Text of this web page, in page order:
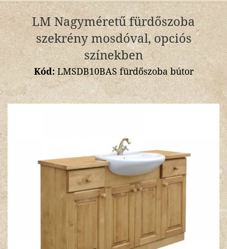
LM Nagyméretű fürdőszoba
szekrény mosdóval, opciós
színekben
Kód:LMSDB10BAS fürdőszoba bútor